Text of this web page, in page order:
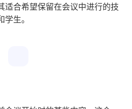
适合希望保留在会议中进行的技
生。